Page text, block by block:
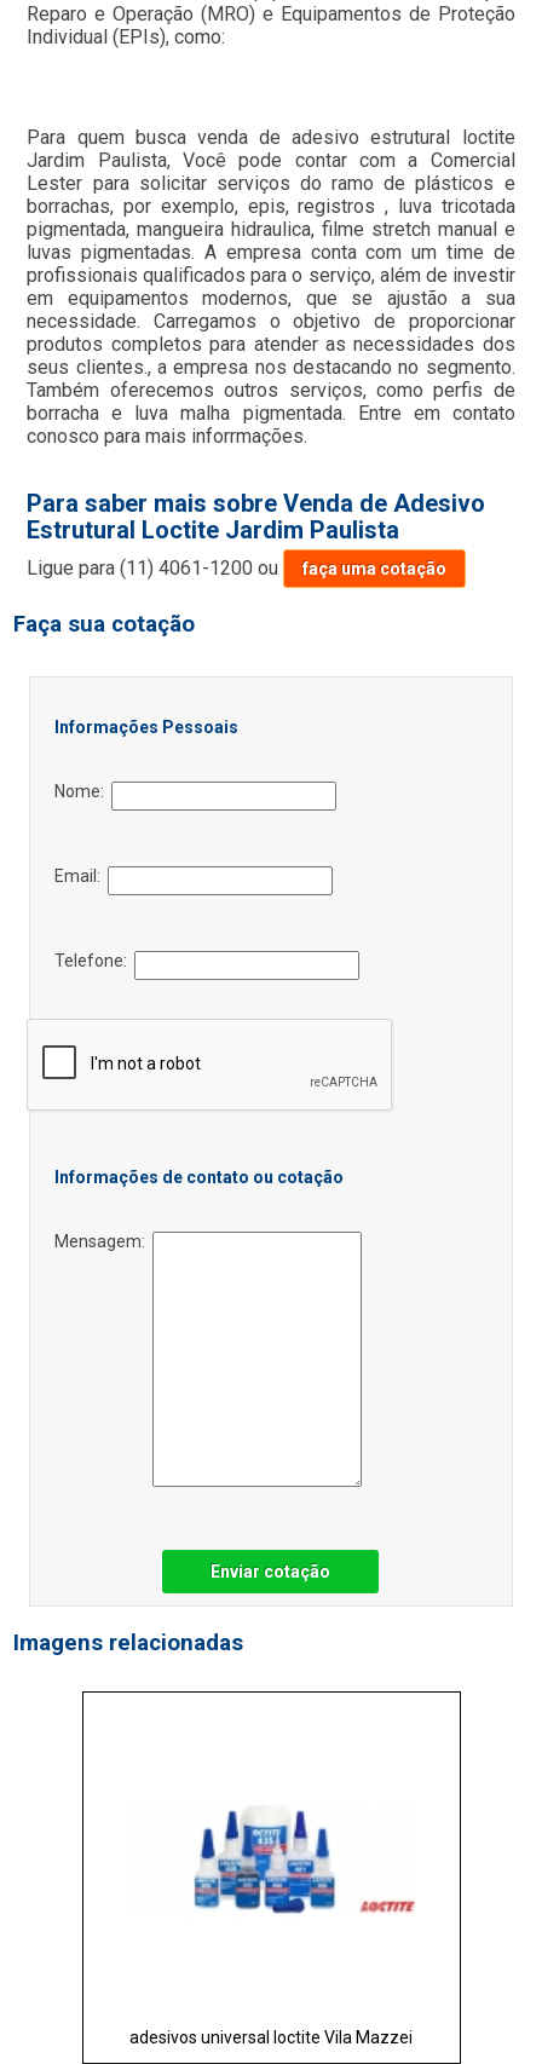
Reparo e Operação (MRO) e Equipamentos de Proteção
Individual (EPIs), como:
Para quem busca venda de adesivo estrutural loctite
Jardim Paulista, Você pode contar com a Comercial
Lester para solicitar serviços do ramo de plásticos e
borrachas, por exemplo, epis, registros , luva tricotada
pigmentada, mangueira hidraulica, filme stretch manual e
luvas pigmentadas. A empresa conta com um time de
profissionais qualificados para o serviço, além de investir
em equipamentos modernos, que se ajustão a sua
necessidade. Carregamos o objetivo de proporcionar
produtos completos para atender as necessidades dos
seus clientes., a empresa nos destacando no segmento.
Também oferecemos outros serviços, como perfis de
borracha e luva malha pigmentada. Entre em contato
conosco para mais inforrmações.
Para saber mais sobre Venda de Adesivo
Estrutural Loctite Jardim Paulista
Ligue para(11) 4061-1200 ou faça uma cotação
Faça sua cotação
Informações Pessoais
Nome:
Email:
Telefone:
Informações de contato ou cotação
Mensagem:
Enviar cotação
Imagens relacionadas
adesivos universal loctite Vila Mazzei